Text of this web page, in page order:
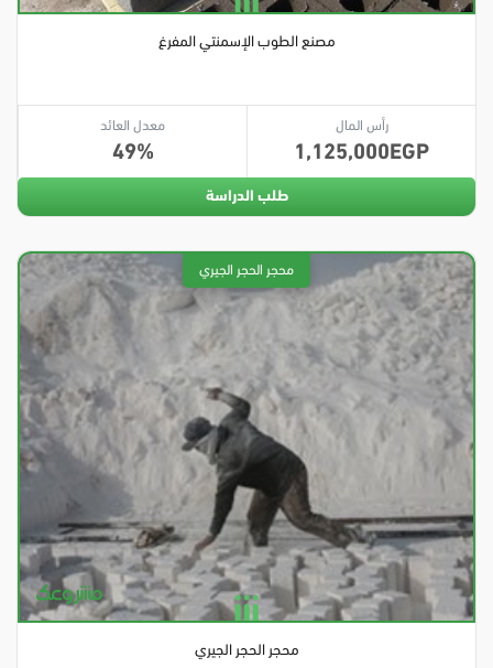
مصنع الطوب الإسمنتي المفرغ
رأس المال
1,125,000
معدل العائد
49
طلب الدراسة
محجر الحجر الجيري